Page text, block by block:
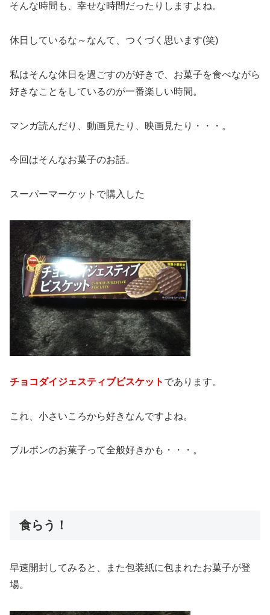
そんな時間も、幸せな時間だったりしますよね。
休日しているな～なんて、つくづく思います(笑)
私はそんな休日を過ごすのが好きで、お菓子を食べながら
好きなことをしているのが一番楽しい時間。
マンガ読んだり、動画見たり、映画見たり・・・。
今回はそんなお菓子のお話。
スーパーマーケットで購入した
チョコダイジェスティブビスケット であります。
これ、小さいころから好きなんですよね。
ブルボンのお菓子って全般好きかも・・・。
食らう！
早速開封してみると、また包装紙に包まれたお菓子が登
場。